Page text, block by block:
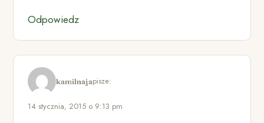
Odpowiedz
kamilnajapisze:
14 stycznia, 2015 o 9:13 pm